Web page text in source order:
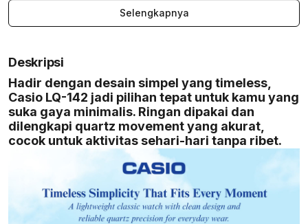
Selengkapnya
Deskripsi
Hadir dengan desain simpel yang timeless,
Casio LQ-142 jadi pilihan tepat untuk kamu yang
suka gaya minimalis. Ringan dipakai dan
dilengkapi quartz movement yang akurat,
cocok untuk aktivitas sehari-hari tanpa ribet.